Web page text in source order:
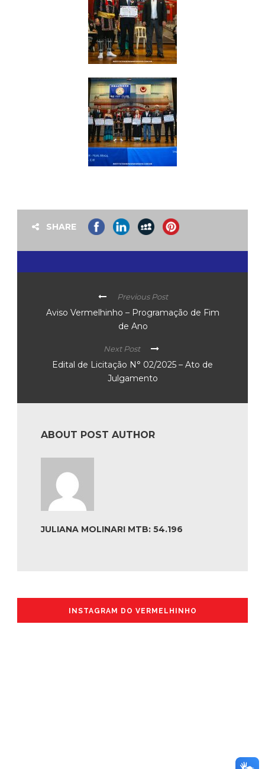
SHARE
Previous Post
Aviso Vermelhinho – Programação de Fim
de Ano
Next Post
Edital de Licitação N° 02/2025 – Ato de
Julgamento
ABOUT POST AUTHOR
JULIANA MOLINARI MTB: 54.196
INSTAGRAM DO VERMELHINHO